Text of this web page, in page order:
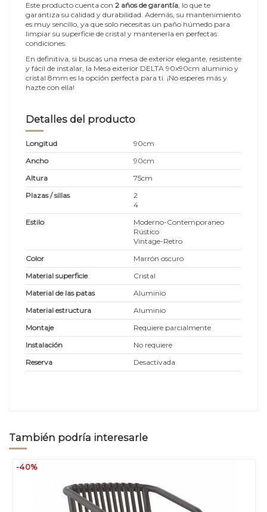
Este producto cuenta con 2 años de garantía, lo que te
garantiza su calidad y durabilidad. Además, su mantenimiento
es muy sencillo, ya que solo necesitas un paño húmedo para
limpiar su superficie de cristal y mantenerla en perfectas
condiciones.
En definitiva, si buscas una mesa de exterior elegante, resistente
y fácil de instalar, la Mesa exterior DELTA 90x90cm aluminio y
cristal 8mm es la opción perfecta para ti. ¡No esperes más y
hazte con ella!
Detalles del producto
Longitud
90cm
Ancho
90cm
Altura
75cm
Plazas / sillas
2
4
Estilo
Moderno-Contemporaneo
Rústico
Vintage-Retro
Color
Marrón oscuro
Material superficie
Cristal
Material de las patas
Aluminio
Material estructura
Aluminio
Montaje
Requiere parcialmente
Instalación
No requiere
Reserva
Desactivada
También podría interesarle
-40%